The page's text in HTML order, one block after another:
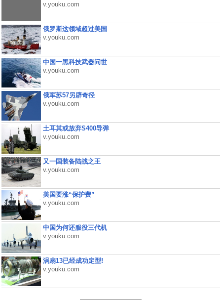
v.youku.com
俄罗斯这领域超过美国
v.youku.com
中国一黑科技武器问世
v.youku.com
俄军苏57另辟奇径
v.youku.com
土耳其或放弃S400导弹
v.youku.com
又一国装备陆战之王
v.youku.com
美国要涨“保护费”
v.youku.com
中国为何还服役三代机
v.youku.com
涡扇13已经成功定型!
v.youku.com